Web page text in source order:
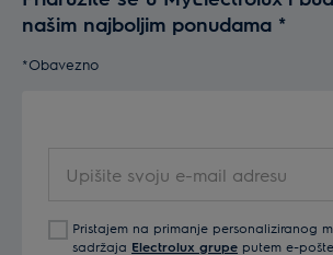
našim najboljim ponudama *
*Obavezno
svoju
mailPristajem na primanje personaliziranog
sadržaja Electrolux grupe putem e-